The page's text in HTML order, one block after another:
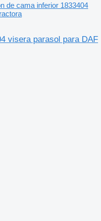
de cama inferior 1833404
visera parasol para DAF